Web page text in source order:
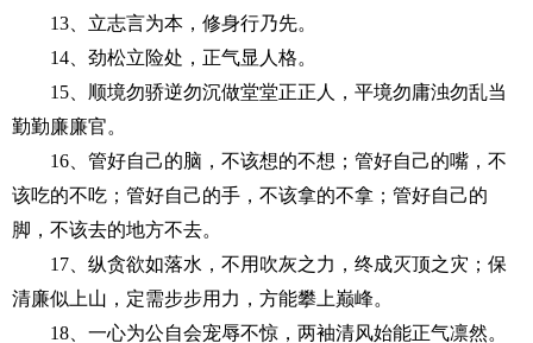
13 、立志言为本，修身行乃先。
14 、劲松立险处，正气显人格。
15 、顺境勿骄逆勿沉做堂堂正正人，平境勿庸浊勿乱当
勤勤廉廉官。
16、 管好自己的脑，不该想的不想 ； 管好自己的嘴，不
该吃的不吃 ； 管好自己的手，不该拿的不拿 ； 管好自己的
脚，不该去的地方不去。
17、 纵贪欲如落水，不用吹灰之力，终成灭顶之灾 ； 保
清廉似上山，定需步步用力，方能攀上巅峰。
18
一心为公自会宠辱不惊，两袖清风始能正气凛然。